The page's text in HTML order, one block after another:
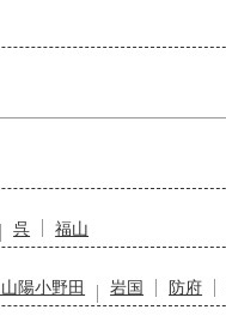
呉
福山
陽小野田 岩国 防府